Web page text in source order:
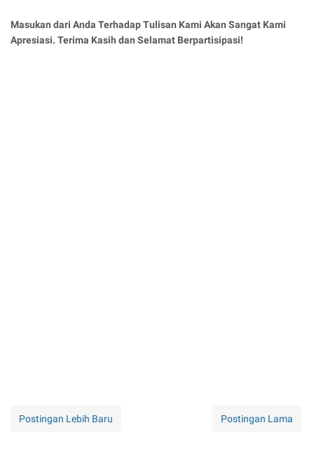
Masukan dari Anda Terhadap Tulisan Kami Akan Sangat Kami
Apresiasi. Terima Kasih dan Selamat Berpartisipasi!
Postingan Lebih Baru Postingan Lama